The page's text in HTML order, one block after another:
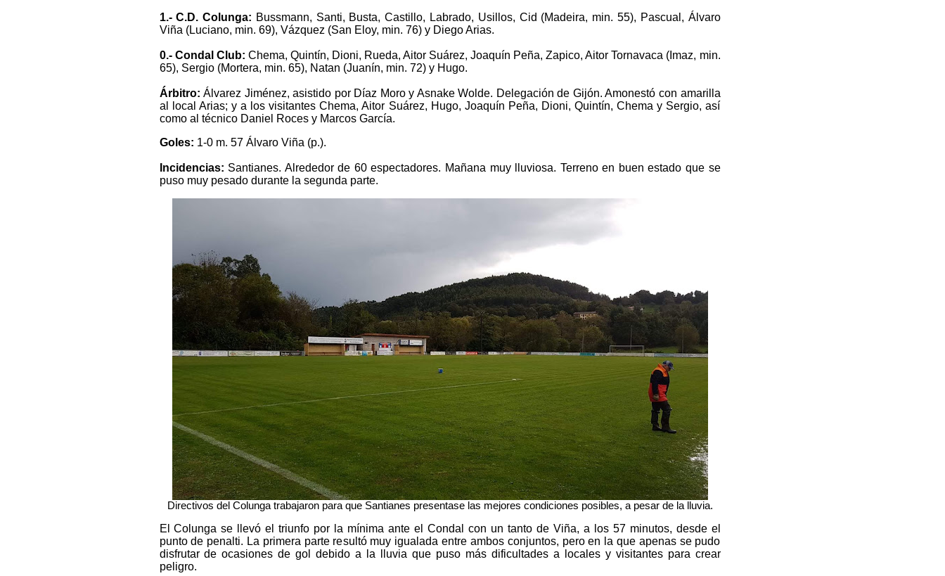
1.- C.D. Colunga: Bussmann, Santi, Busta, Castillo, Labrado, Usillos, Cid (Madeira, min. 55), Pascual, Álvaro
Viña (Luciano, min. 69), Vázquez (San Eloy, min. 76) y Diego Arias.
0.- Condal Club: Chema, Quintín, Dioni, Rueda, Aitor Suárez, Joaquín Peña, Zapico, Aitor Tornavaca (Imaz, min.
65), Sergio (Mortera, min. 65), Natan (Juanín, min. 72) y Hugo.
Árbitro:Álvarez Jiménez, asistido por Díaz Moro y Asnake Wolde. Delegación de Gijón. Amonestó con amarilla
al local Arias; y a los visitantes Chema, Aitor Suárez, Hugo, Joaquín Peña, Dioni, Quintín, Chema y Sergio, así
como al técnico Daniel Roces y Marcos García.
Goles: 1-0 m. 57 Álvaro Viña (p.).
Incidencias: Santianes. Alrededor de 60 espectadores. Mañana muy lluviosa. Terreno en buen estado que se
puso muy pesado durante la segunda parte.
Directivos del Colunga trabajaron para que Santianes presentase las mejores condiciones posibles, a pesar de la lluvia.
El Colunga se llevó el triunfo por la mínima ante el Condal con un tanto de Viña, a los 57 minutos, desde el
punto de penalti. La primera parte resultó muy igualada entre ambos conjuntos, pero en la que apenas se pudo
disfrutar de ocasiones de gol debido a la lluvia que puso más dificultades a locales y visitantes para crear
peligro.